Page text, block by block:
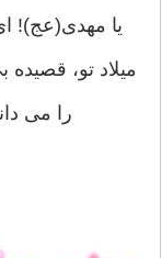
یا مهدی(عج)!
میلاد تو،
را می